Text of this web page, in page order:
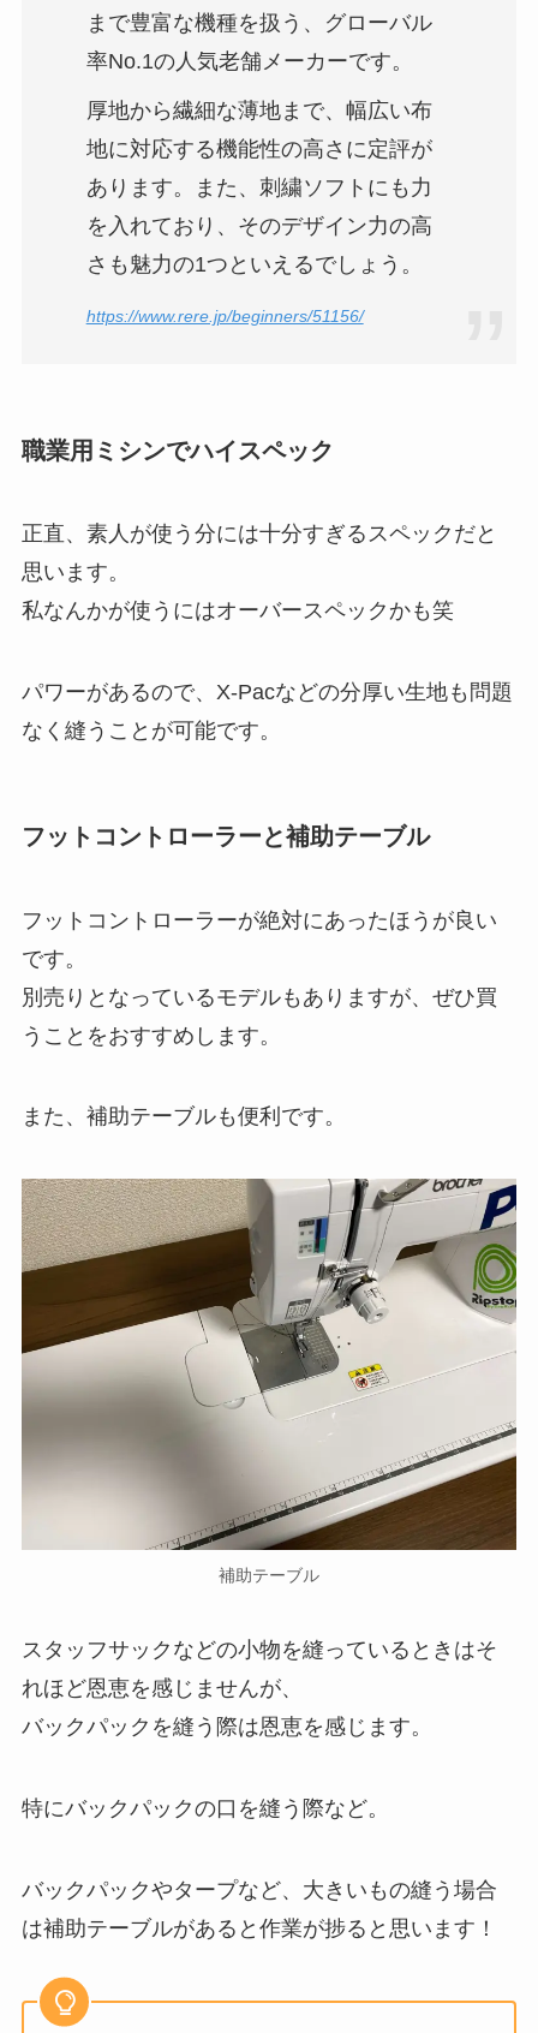
まで豊富な機種を扱う、グローバル
率No.1の人気老舗メーカーです。
厚地から繊細な薄地まで、幅広い布
地に対応する機能性の高さに定評が
あります。また、刺繍ソフトにも力
を入れており、そのデザイン力の高
さも魅力の1つといえるでしょう。
https://www.rere.jp/beginners/51156/
職業用ミシンでハイスペック
正直、素人が使う分には十分すぎるスペックだと
思います。
私なんかが使うにはオーバースペックかも笑
パワーがあるので、X-Pacなどの分厚い生地も問題
なく縫うことが可能です。
フットコントローラーと補助テーブル
フットコントローラーが絶対にあったほうが良い
です。
別売りとなっているモデルもありますが、ぜひ買
うことをおすすめします。
また、補助テーブルも便利です。
補助テーブル
スタッフサックなどの小物を縫っているときはそ
れほど恩恵を感じませんが、
バックパックを縫う際は恩恵を感じます。
特にバックパックの口を縫う際など。
バックパックやタープなど、大きいもの縫う場合
は補助テーブルがあると作業が捗ると思います！